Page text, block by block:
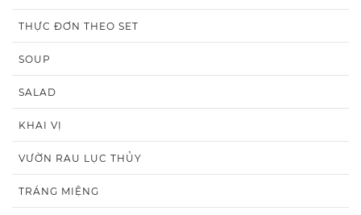
THỰC ĐƠN THEO SET
SOUP
SALAD
KHAI VỊ
VƯỜN RAU LỤC THỦY
TRÁNG MIỆNG